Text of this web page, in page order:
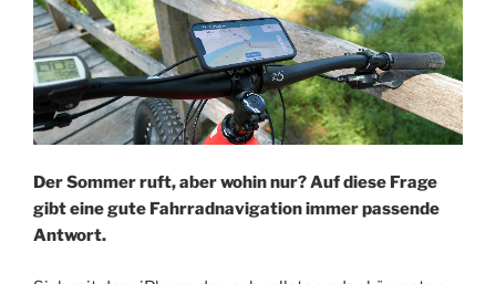
Der Sommer ruft, aber wohin nur? Auf diese Frage
gibt eine gute Fahrradnavigation immer passende
Antwort.